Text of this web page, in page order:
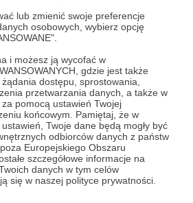
lub zmienić swoje preferencje
osobowych, wybierz opcję
i możesz ją wycofać w
gdzie jest także
dostępu, sprostowania,
przetwarzania danych, a także w
pomocą ustawień Twojej
końcowym. Pamiętaj, że w
Twoje dane będą mogły być
odbiorców danych z państw
Europejskiego Obszaru
szczegółowe informacje na
danych w tym celów
się w naszej polityce prywatności.
Regulaminserwisu oraz
przetwarzanie moich danych
w formularzu rejestracyjnym w celu
usług serwisu Patronite.
drogą elektroniczną
- newslettera. Opcja ta może zostać
konta.